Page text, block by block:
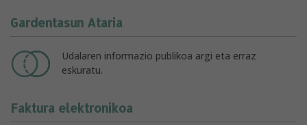
Gardentasun Ataria
Udalaren informazio publikoa argi eta erraz
eskuratu.
Faktura elektronikoa